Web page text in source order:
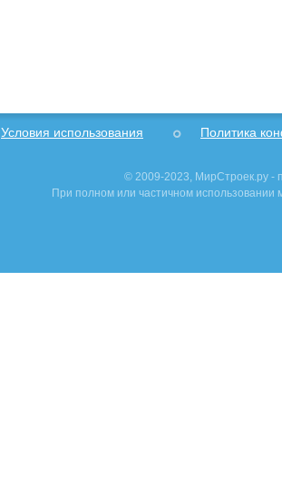
Условия использования Политика
© 2009-2023, МирСтроек.ру -
При полном или частичном использовании